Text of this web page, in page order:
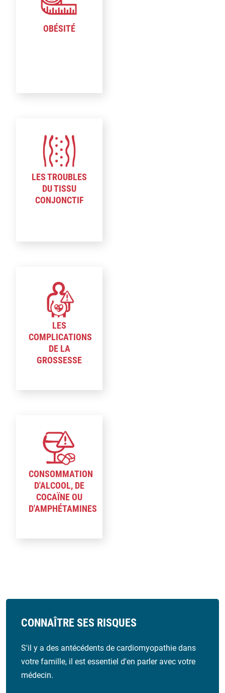
OBÉSITÉ
LES TROUBLES
DU TISSU
CONJONCTIF
LES
COMPLICATIONS
DE LA
GROSSESSE
CONSOMMATION
D'ALCOOL, DE
COCAÏNE OU
D'AMPHÉTAMINES
CONNAÎTRE SES RISQUES
S'il y a des antécédents de cardiomyopathie dans
votre famille, il est essentiel d'en parler avec votre
médecin.